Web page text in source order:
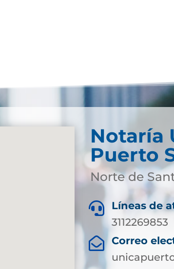
Notaría
Puerto
Norte de

Líneas de
3112269853

Correo